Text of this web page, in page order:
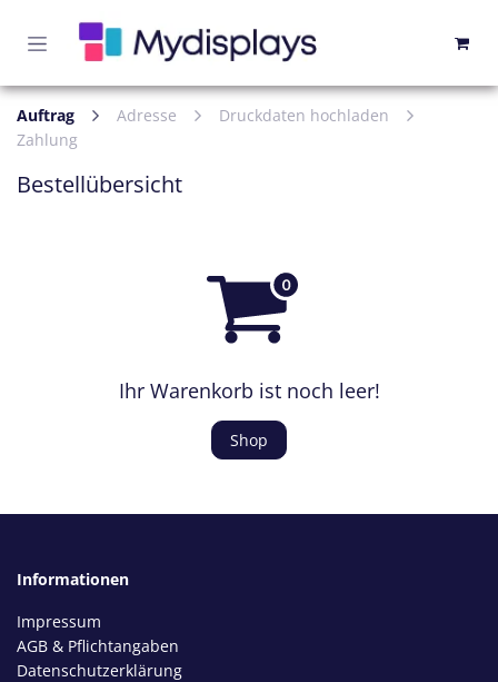
Auftrag Adresse
Druckdaten hochladen
Zahlung
Bestellübersicht
Ihr Warenkorb ist noch leer!
Shop
Informationen
Impressum
AGB & Pflichtangaben
Datenschutzerklärung